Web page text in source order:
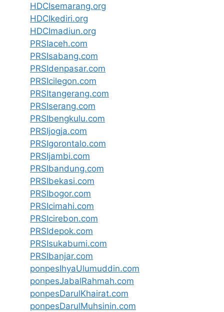
HDCIsemarang.org
HDCIkediri.org
HDCImadiun.org
PRSIaceh.com
PRSIsabang.com
PRSIdenpasar.com
PRSIcilegon.com
PRSItangerang.com
PRSIserang.com
PRSIbengkulu.com
PRSIjogja.com
PRSIgorontalo.com
PRSIjambi.com
PRSIbandung.com
PRSIbekasi.com
PRSIbogor.com
PRSIcimahi.com
PRSIcirebon.com
PRSIdepok.com
PRSIsukabumi.com
PRSIbanjar.com
ponpesIhyaUlumuddin.com
ponpesJabalRahmah.com
ponpesDarulKhairat.com
ponpesDarulMuhsinin.com